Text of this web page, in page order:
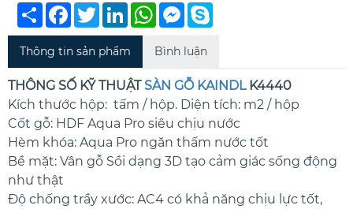
Chia
sẻ
FacebookTwitterLinkedInWhatsAppMessenger
Thông tin sản phẩm Bình luận
THÔNG SỐ KỸ THUẬT SÀN GỖ KAINDLK4440
Kích thước hộp: tấm / hộp. Diện tích: m2 / hộp
Cốt gỗ: HDF Aqua Pro siêu chịu nước
Hèm khóa: Aqua Pro ngăn thấm nước tốt
Bề mặt: Vân gỗ Sồi dạng 3D tạo cảm giác sống động
như thật
Độ chống trầy xước: AC4 có khả năng chịu lực tốt,